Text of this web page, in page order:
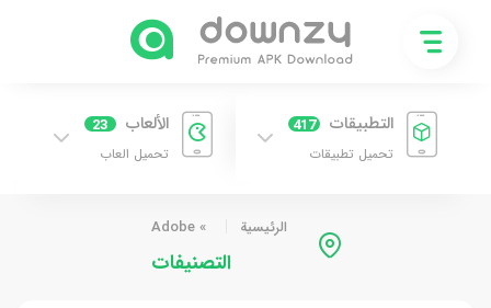
التطبيقات 417
تحميل تطبيقات
الألعاب 23
تحميل العاب
الرئيسية »
Adobe
التصنيفات